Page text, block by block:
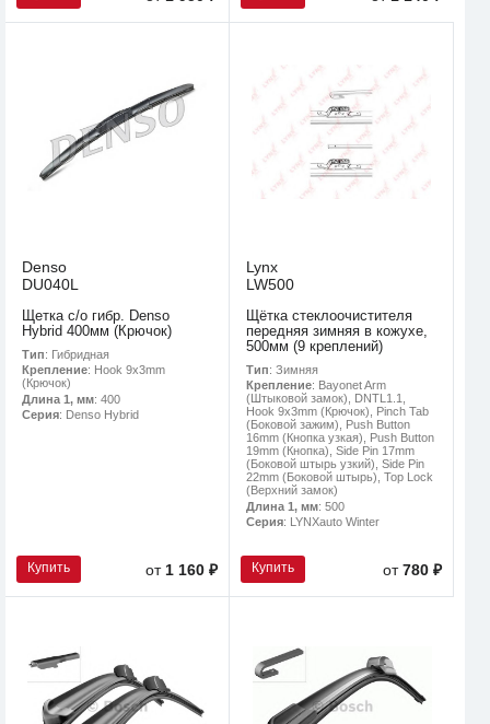
Denso
DU040L
Щетка с/о гибр. Denso
Hybrid 400мм (Крючок)
Тип: Гибридная
Крепление: Hook 9x3mm
(Крючок)
Длина 1, мм: 400
Серия: Denso Hybrid
Купить от1 160 ₽
Lynx
LW500
Щётка стеклоочистителя
передняя зимняя в кожухе,
500мм (9 креплений)
Тип: Зимняя
Крепление: Bayonet Arm
(Штыковой замок), DNTL1.1,
Hook 9x3mm (Крючок), Pinch Tab
(Боковой зажим), Push Button
16mm (Кнопка узкая), Push Button
19mm (Кнопка), Side Pin 17mm
(Боковой штырь узкий), Side Pin
22mm (Боковой штырь), Top Lock
(Верхний замок)
Длина 1, мм: 500
Серия: LYNXauto Winter
Купить от780 ₽